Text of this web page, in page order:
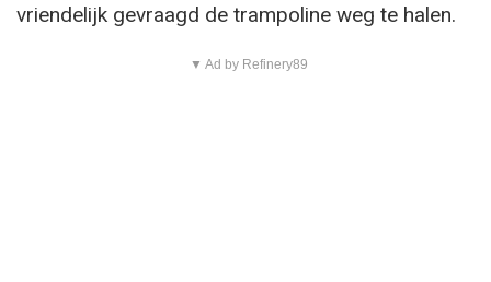
vriendelijk gevraagd de trampoline weg te halen.
▼ Ad by Refinery89